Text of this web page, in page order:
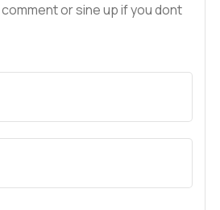
or sine up if you dont